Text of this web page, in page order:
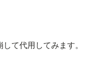
て代用してみます。